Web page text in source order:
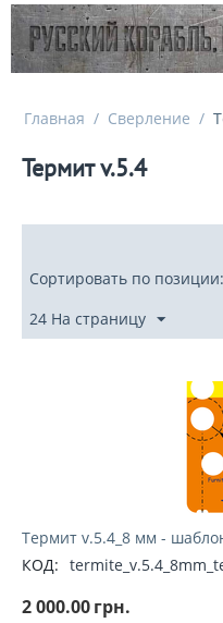
Главная / Сверление /
Термит v.5.4
Сортировать по
24 На страницу
Термит v.5.4_8 мм -
КОД:
2 000.00грн.